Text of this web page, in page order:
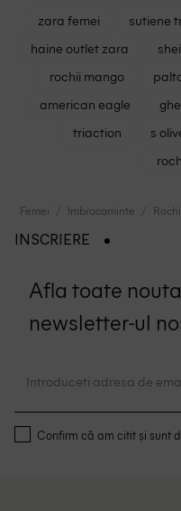
zara femei
sutiene
haine outlet zara
rochii mango
american eagle
triaction
s
Femei Imbracaminte
INSCRIERE
Afla toate
newsletter-ul
Confirm că am citit și sunt